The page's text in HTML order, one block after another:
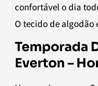
confortável o dia
O tecido de algodão
Temporada
Everton –